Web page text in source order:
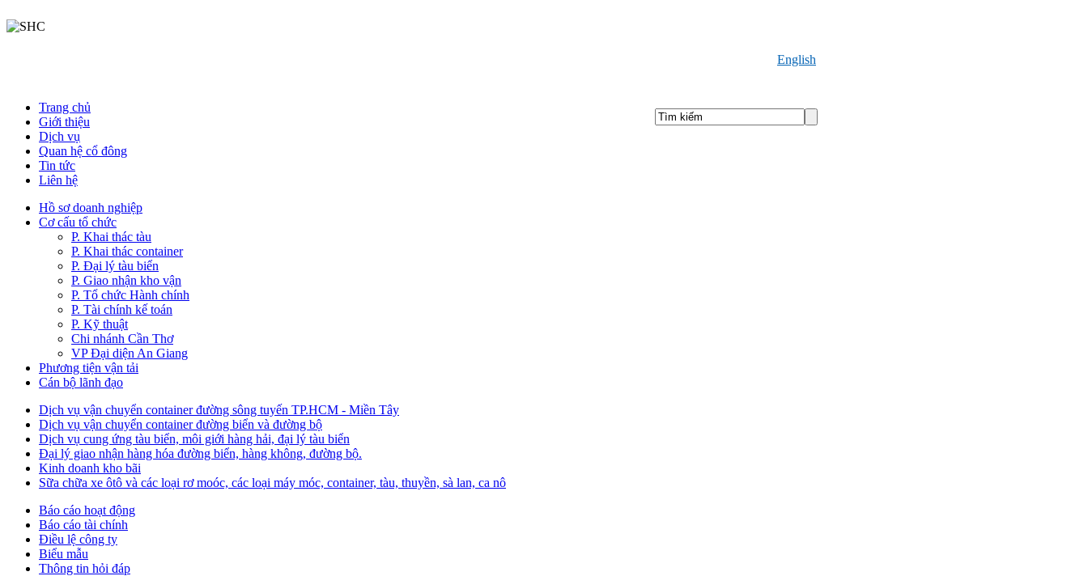
English
Trang chủ
Giới thiệu
Dịch vụ
Quan hệ cổ đông
Tin tức
Liên hệ
Hồ sơ doanh nghiệp
Cơ cấu tổ chức
P. Khai thác tàu
P. Khai thác container
P. Đại lý tàu biển
P. Giao nhận kho vận
P. Tổ chức Hành chính
P. Tài chính kế toán
P. Kỹ thuật
Chi nhánh Cần Thơ
VP Đại diện An Giang
Phương tiện vận tải
Cán bộ lãnh đạo
Dịch vụ vận chuyển container đường sông tuyến TP.HCM - Miền Tây
Dịch vụ vận chuyển container đường biển và đường bộ
Dịch vụ cung ứng tàu biển, môi giới hàng hải, đại lý tàu biển
Đại lý giao nhận hàng hóa đường biển, hàng không, đường bộ.
Kinh doanh kho bãi
Sữa chữa xe ôtô và các loại rơ moóc, các loại máy móc, container, tàu, thuyền, sà lan, ca nô
Báo cáo hoạt động
Báo cáo tài chính
Điều lệ công ty
Biểu mẫu
Thông tin hỏi đáp